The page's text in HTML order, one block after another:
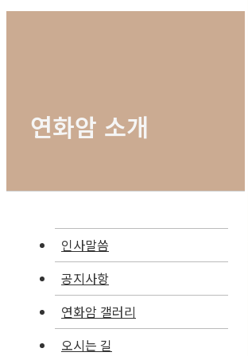
연화암 소개
인사말씀
공지사항
연화암 갤러리
오시는 길